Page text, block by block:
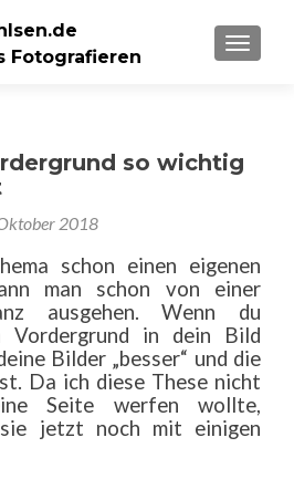
Fotografieren
so wichtig
2018
schon einen eigenen
man schon von einer
ausgehen. Wenn du
Vordergrund in dein Bild
Bilder „besser“ und die
Da ich diese These nicht
Seite werfen wollte,
jetzt noch mit einigen